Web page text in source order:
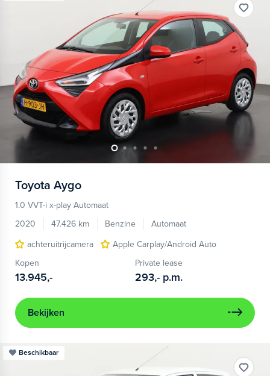
Toyota Aygo
1.0 VVT-i x-play Automaat
2020
47.426 km Benzine
Automaat
achteruitrijcamera
Apple Carplay/Android Auto
Kopen
13.945,-
Private lease
293,- p.m.
Bekijken
Beschikbaar